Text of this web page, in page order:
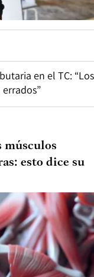
en el TC: “Los
músculos
esto dice su